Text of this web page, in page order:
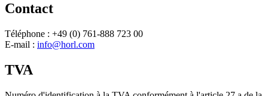
Contact
Téléphone : +49 (0) 761-888 723 00
E-mail : info@horl.com
TVA